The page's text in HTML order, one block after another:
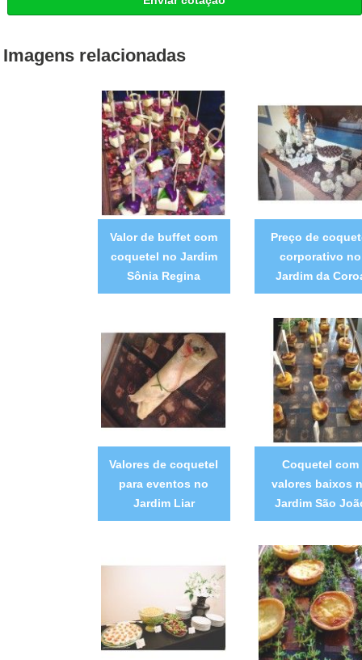
Imagens relacionadas
Valor de buffet com
coquetel no Jardim
Sônia Regina
Preço de
corporativo no
Jardim da
Valores de coquetel
para eventos no
Jardim Liar
Coquetel com
valores baixos
Jardim São